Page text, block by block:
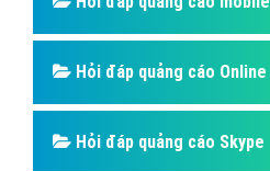
Hỏi đáp quảng cáo Online
Hỏi đáp quảng cáo Skype